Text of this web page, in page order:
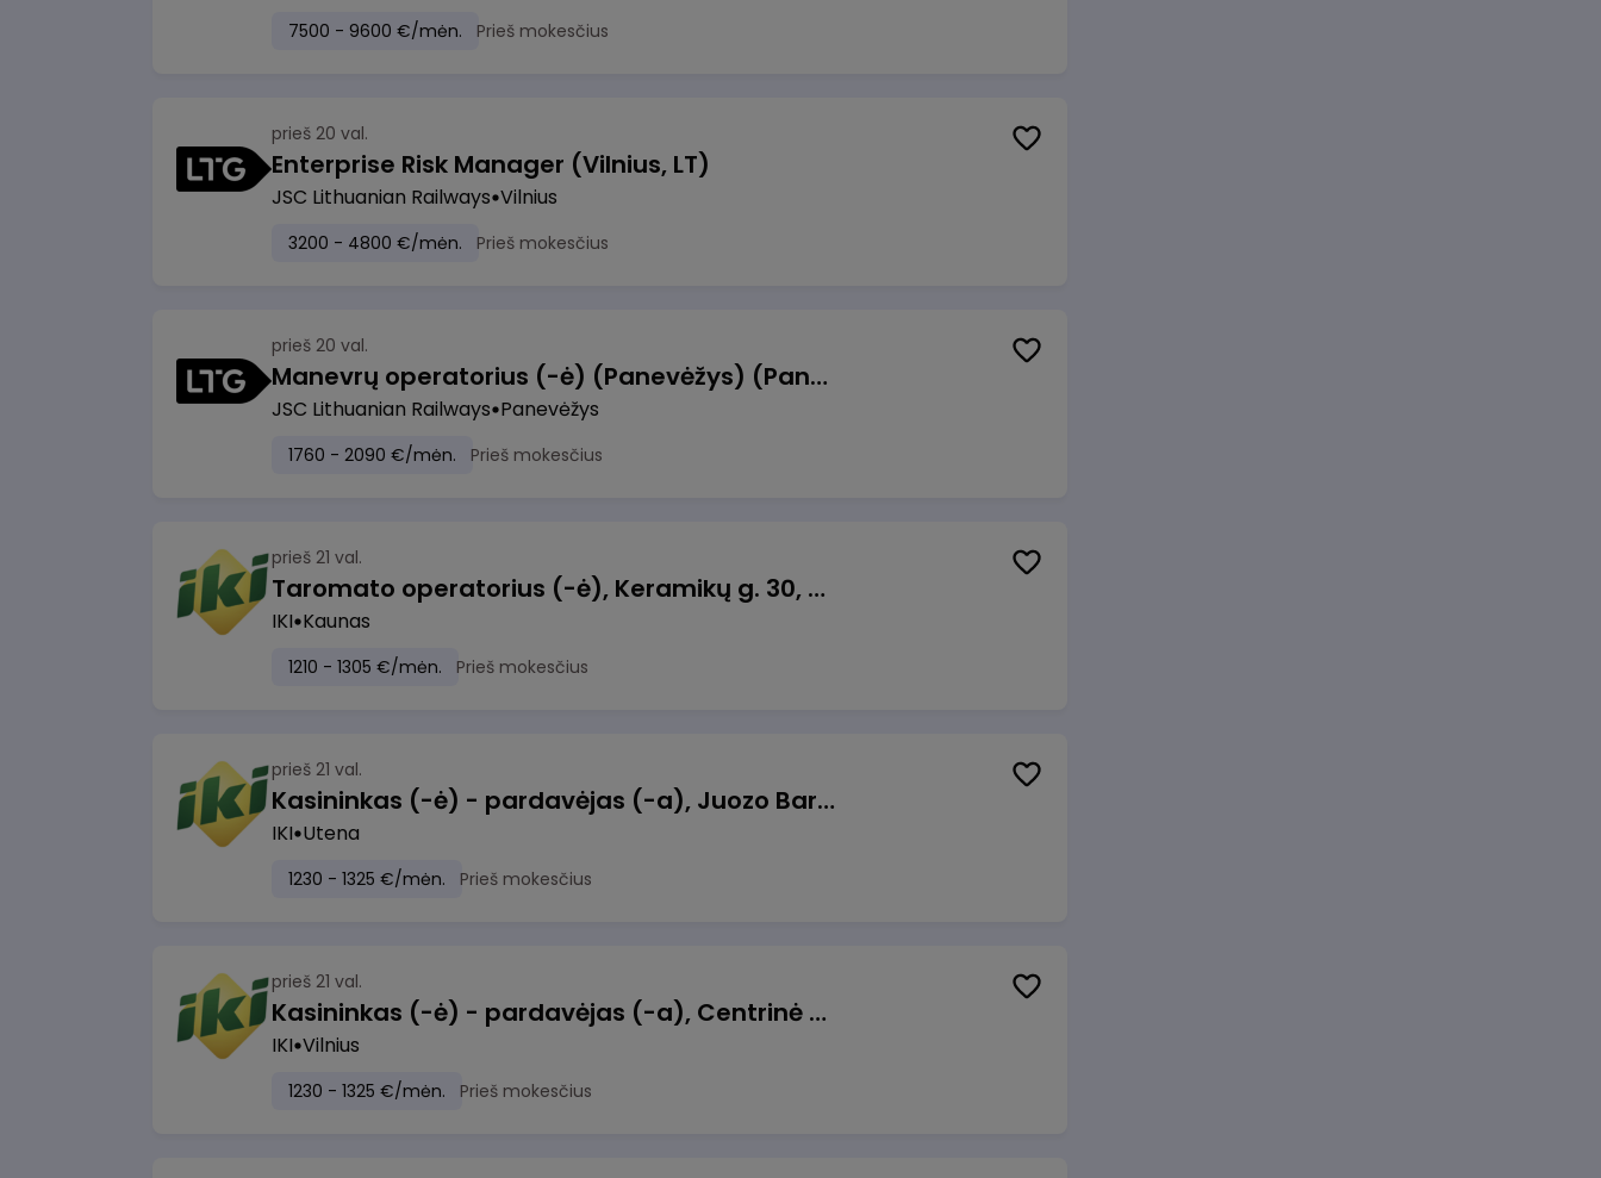
7500 - 9600 €/mėn. Prieš mokesčius
prieš 20 val.
Enterprise Risk Manager (Vilnius, LT)
JSC Lithuanian Railways Vilnius
3200 - 4800 €/mėn. Prieš mokesčius
prieš 20 val.
Manevrų operatorius (-ė) (Panevėžys) (Panevėžys, LT)
JSC Lithuanian Railways Panevėžys
1760 - 2090 €/mėn. Prieš mokesčius
prieš 21 val.
Taromato operatorius (-ė), Keramikų g. 30, Neveronys
IKI Kaunas
1210 - 1305 €/mėn. Prieš mokesčius
prieš 21 val.
Kasininkas (-ė) - pardavėjas (-a), Juozo Bartašiaus g. 1, Utena
IKI Utena
1230 - 1325 €/mėn. Prieš mokesčius
prieš 21 val.
Kasininkas (-ė) - pardavėjas (-a), Centrinė g. 62, Galgiai
IKI Vilnius
1230 - 1325 €/mėn. Prieš mokesčius